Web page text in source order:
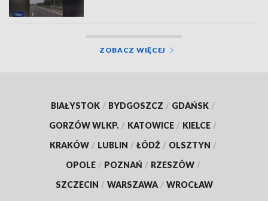
ZOBACZ WIĘCEJ
BIAŁYSTOK / BYDGOSZCZ / GDAŃSK /
GORZÓW WLKP. / KATOWICE / KIELCE /
KRAKÓW / LUBLIN / ŁÓDŹ / OLSZTYN /
OPOLE / POZNAŃ / RZESZÓW /
SZCZECIN / WARSZAWA / WROCŁAW